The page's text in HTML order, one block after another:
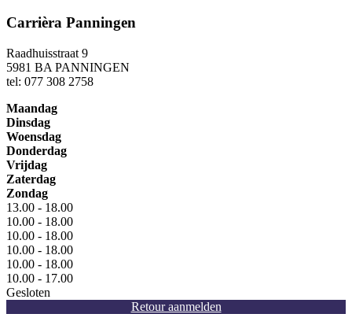
Carrièra Panningen
Raadhuisstraat 9
5981 BA PANNINGEN
tel: 077 308 2758
Maandag
Dinsdag
Woensdag
Donderdag
Vrijdag
Zaterdag
Zondag
13.00 - 18.00
10.00 - 18.00
10.00 - 18.00
10.00 - 18.00
10.00 - 18.00
10.00 - 17.00
Gesloten
Retour aanmelden